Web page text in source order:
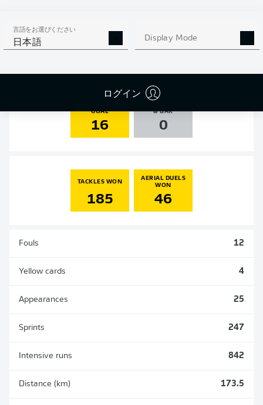
言語をお選びください
日本語 Display Mode
ログイン
GOALS PENALTIES
GOAL
16
& BAR
0
TACKLES WON
185
AERIAL DUELS
WON
46
Fouls 12
Yellow cards 4
Appearances 25
Sprints 247
Intensive runs 842
Distance (km) 173.5